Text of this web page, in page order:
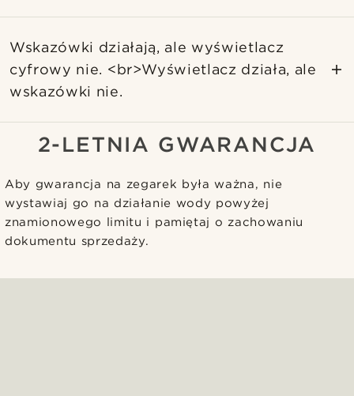
Wskazówki działają, ale wyświetlacz
cyfrowy nie. <br>Wyświetlacz działa, ale
wskazówki nie.
2-LETNIA GWARANCJA
Aby gwarancja na zegarek była ważna, nie
wystawiaj go na działanie wody powyżej
znamionowego limitu i pamiętaj o zachowaniu
dokumentu sprzedaży.